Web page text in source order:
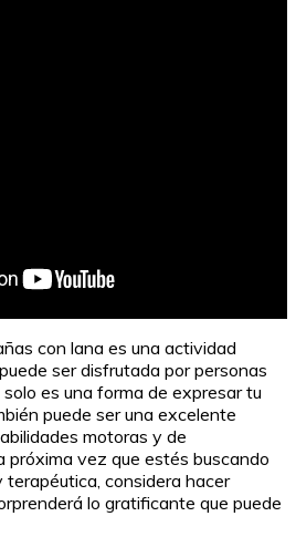
con lana es una actividad
ser disfrutada por personas
es una forma de expresar tu
puede ser una excelente
motoras y de
próxima vez que estés buscando
considera hacer
lo gratificante que puede